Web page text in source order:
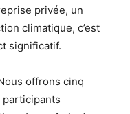
privée, un
climatique, c’est
significatif.
offrons cinq
participants